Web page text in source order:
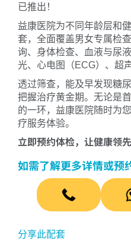
已推出！
益康医院为不同年龄层和
套，全面覆盖男女专属检
询、身体检查、血液与尿
光、心电图（ECG）、超
透过筛查，能及早发现糖
把握治疗黄金期。无论是
的一环，益康医院随时为
疗服务体验。
立即预约体检，让健康领先
如需了解更多详情或预
分享此配套